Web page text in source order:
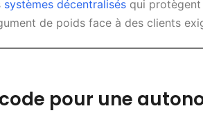
systèmes décentralisés qui
de poids face à des clients
pour une